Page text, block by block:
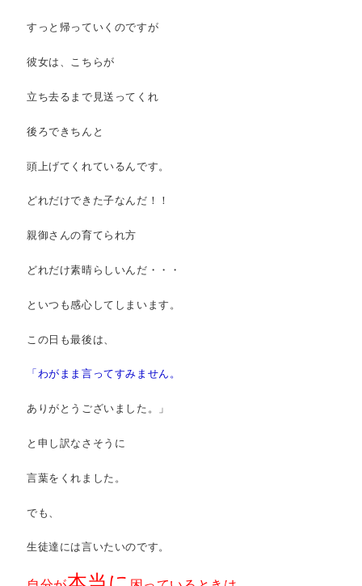
すっと帰っていくのですが
彼女は、こちらが
立ち去るまで見送ってくれ
後ろできちんと
頭上げてくれているんです。
どれだけできた子なんだ！！
親御さんの育てられ方
どれだけ素晴らしいんだ・・・
といつも感心してしまいます。
この日も最後は、
「わがまま言ってすみません。
ありがとうございました。」
と申し訳なさそうに
言葉をくれました。
でも、
生徒達には言いたいのです。